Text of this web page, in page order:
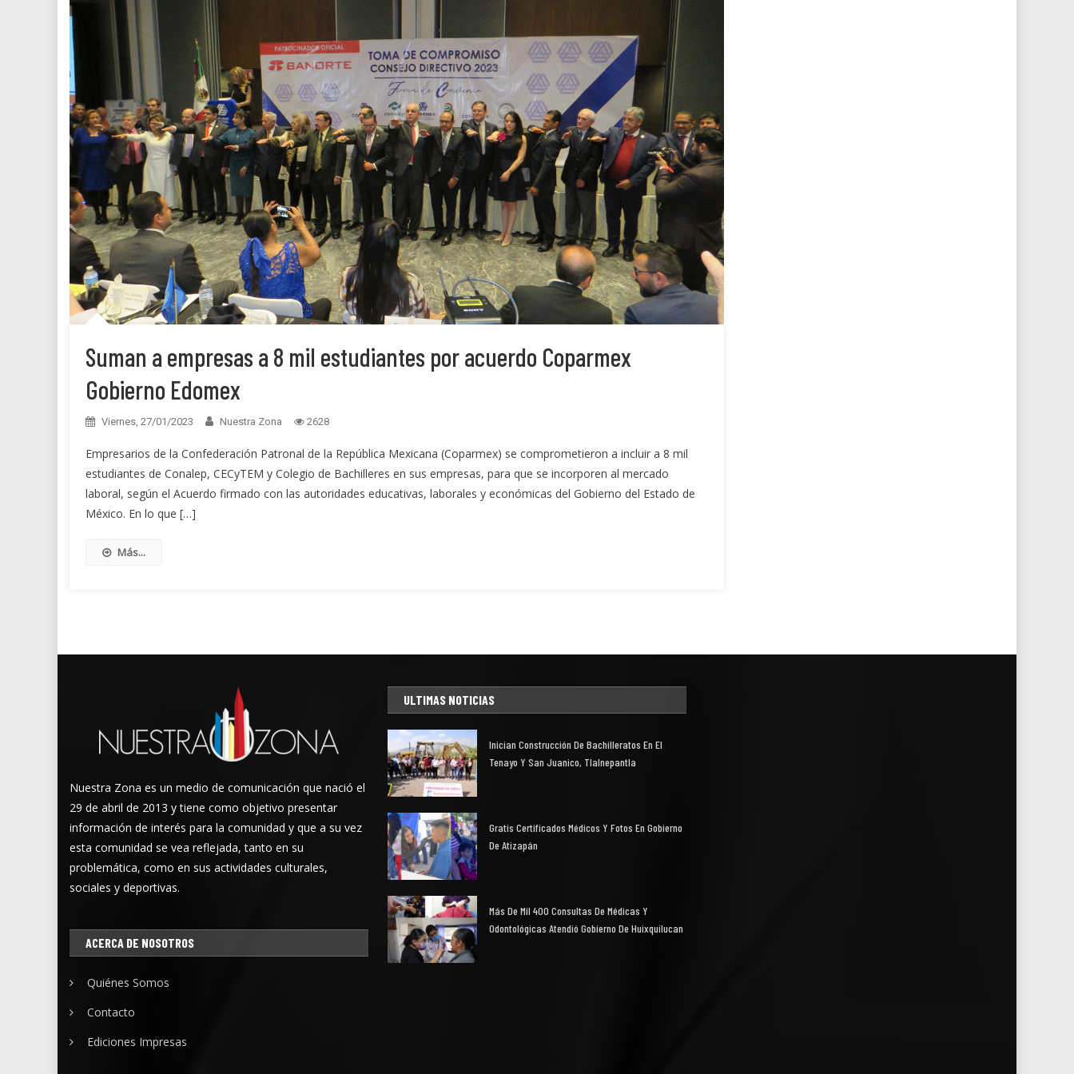
Suman a empresas a 8 mil estudiantes por acuerdo Coparmex
Gobierno Edomex
Viernes, 27/01/2023 Nuestra Zona 2628
Empresarios de la Confederación Patronal de la República Mexicana (Coparmex) se comprometieron a incluir a 8 mil
estudiantes de Conalep, CECyTEM y Colegio de Bachilleres en sus empresas, para que se incorporen al mercado
laboral, según el Acuerdo firmado con las autoridades educativas, laborales y económicas del Gobierno del Estado de
México. En lo que […]
Más...
Nuestra Zona es un medio de comunicación que nació el
29 de abril de 2013 y tiene como objetivo presentar
información de interés para la comunidad y que a su vez
esta comunidad se vea reflejada, tanto en su
problemática, como en sus actividades culturales,
sociales y deportivas.
ACERCA DE NOSOTROS
Quiénes Somos
Contacto
Ediciones Impresas
ULTIMAS NOTICIAS
Inician Construcción De Bachilleratos En El
Tenayo Y San Juanico, Tlalnepantla
Gratis Certificados Médicos Y Fotos En Gobierno
De Atizapán
Más De Mil 400 Consultas De Médicas Y
Odontológicas Atendió Gobierno De Huixquilucan